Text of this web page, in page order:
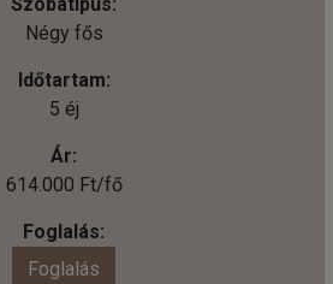
Négy fős
5 éj
614.000 Ft/fő
Foglalás